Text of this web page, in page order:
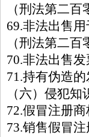
（刑法第二百
69.非法出售
（刑法第二百
70.非法出售
71.持有伪造
（六）侵犯知
72.假冒注册
73.销售假冒